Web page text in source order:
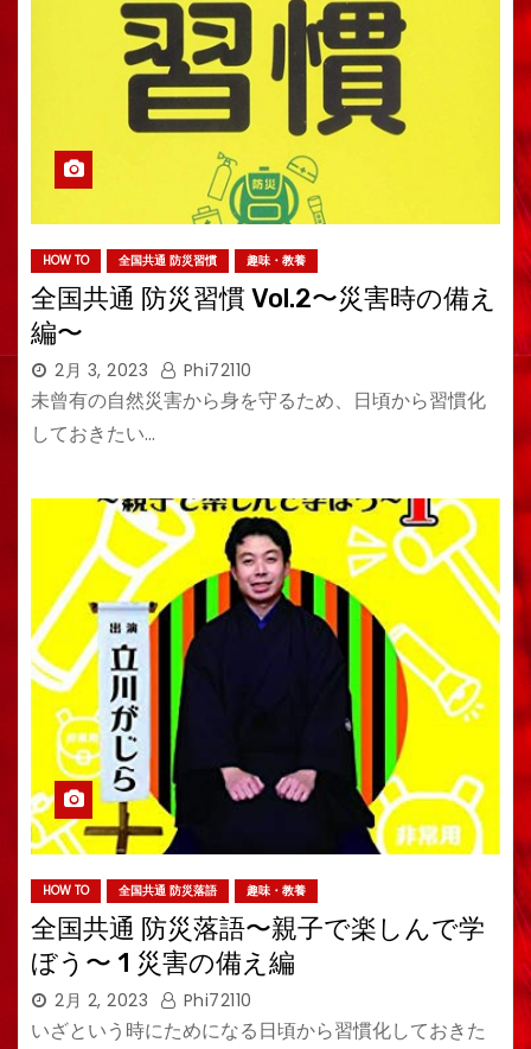
HOW TO 全国共通 防災習慣 趣味・教養
全国共通 防災習慣 Vol.2〜災害時の備え
編〜
2月 3, 2023 Phi72110
未曾有の自然災害から身を守るため、日頃から習慣化
しておきたい…
HOW TO 全国共通 防災落語 趣味・教養
全国共通 防災落語〜親子で楽しんで学
ぼう〜 1 災害の備え編
2月 2, 2023 Phi72110
いざという時にためになる日頃から習慣化しておきた